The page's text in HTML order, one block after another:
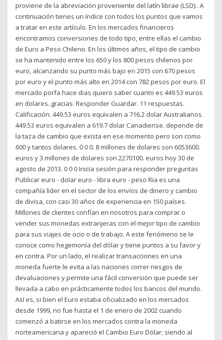
proviene de la abreviación proveniente del latín librae (LSD).. A
continuación tienes un índice con todos los puntos que vamos
a tratar en este artículo. En los mercados financieros
encontramos conversiones de todo tipo, entre ellas el cambio
de Euro a Peso Chileno. En los últimos años, el tipo de cambio
se ha mantenido entre los 650 y los 800 pesos chilenos por
euro, alcanzando su punto más bajo en 2015 con 670 pesos
por euro y el punto más alto en 2014 con 782 pesos por euro. El
mercado porfa hace dias quiero saber cuanto es 449.53 euros
en dolares..gracias. Responder Guardar. 11 respuestas.
Calificación. 449.53 euros equivalen a 716.2 dolar Australianos.
449.53 euros equivalen a 619.7 dolar Canadiense. depende de
la taza de cambio que exista en ese momento pero son como
600 y tantos dolares. 0 0 0. 8 millones de dolares son 6053600.
euros y 3 millones de dolares son 2270100. euros hoy 30 de
agosto de 2013. 0 0 0 Inicia sesión para responder preguntas
Publicar euro - dolar euro - libra euro - peso Ria es una
compañía líder en el sector de los envíos de dinero y cambio
de divisa, con casi 30 años de experiencia en 150 países.
Millones de clientes confían en nosotros para comprar o
vender sus monedas extranjeras con el mejor tipo de cambio
para sus viajes de ocio o de trabajo. A este fenómeno se le
conoce como hegemonía del dólar y tiene puntos a su favor y
en contra. Por un lado, el realizar transacciones en una
moneda fuerte le evita a las naciones correr riesgos de
devaluaciones y permite una fácil conversión que puede ser
llevada a cabo en prácticamente todos los bancos del mundo.
Así es, si bien el Euro estaba oficializado en los mercados
desde 1999, no fue hasta el 1 de enero de 2002 cuando
comenzó a batirse en los mercados contra la moneda
norteamericana y apareció el Cambio Euro Dólar; siendo al